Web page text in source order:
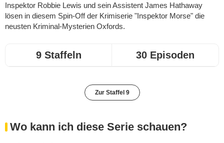
Inspektor Robbie Lewis und sein Assistent James Hathaway
lösen in diesem Spin-Off der Krimiserie "Inspektor Morse" die
neusten Kriminal-Mysterien Oxfords.
9 Staffeln 30 Episoden
Zur Staffel 9
Wo kann ich diese Serie schauen?